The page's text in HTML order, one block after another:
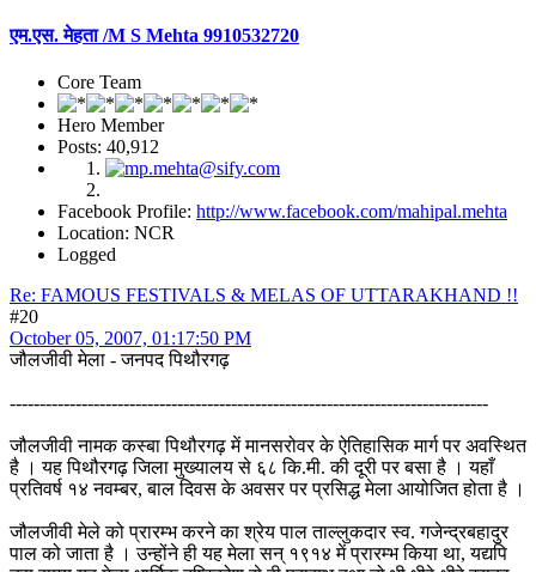
एम.एस. मेहता /M S Mehta 9910532720
Core Team
Hero Member
Posts: 40,912
Facebook Profile: http://www.facebook.com/mahipal.mehta
Location: NCR
Logged
Re: FAMOUS FESTIVALS & MELAS OF UTTARAKHAND !!
#20
October 05, 2007, 01:17:50 PM
जौलजीवी मेला - जनपद पिथौरगढ़
--------------------------------------------------------------------------------
जौलजीवी नामक कस्बा पिथौरगढ़ में मानसरोवर के ऐतिहासिक मार्ग पर अवस्थित
है । यह पिथौरगढ़ जिला मुख्यालय से ६८ कि.मी. की दूरी पर बसा है । यहाँ
प्रतिवर्ष १४ नवम्बर, बाल दिवस के अवसर पर प्रसिद्ध मेला आयोजित होता है ।
जौलजीवी मेले को प्रारम्भ करने का श्रेय पाल ताल्लुकदार स्व. गजेन्द्रबहादुर
पाल को जाता है । उन्होंने ही यह मेला सन् १९१४ में प्रारम्भ किया था, यद्यपि